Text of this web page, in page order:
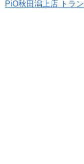
PiO秋田潟上店 トラ